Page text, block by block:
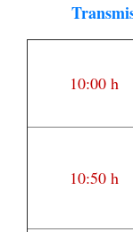
10:00 h
10:50 h